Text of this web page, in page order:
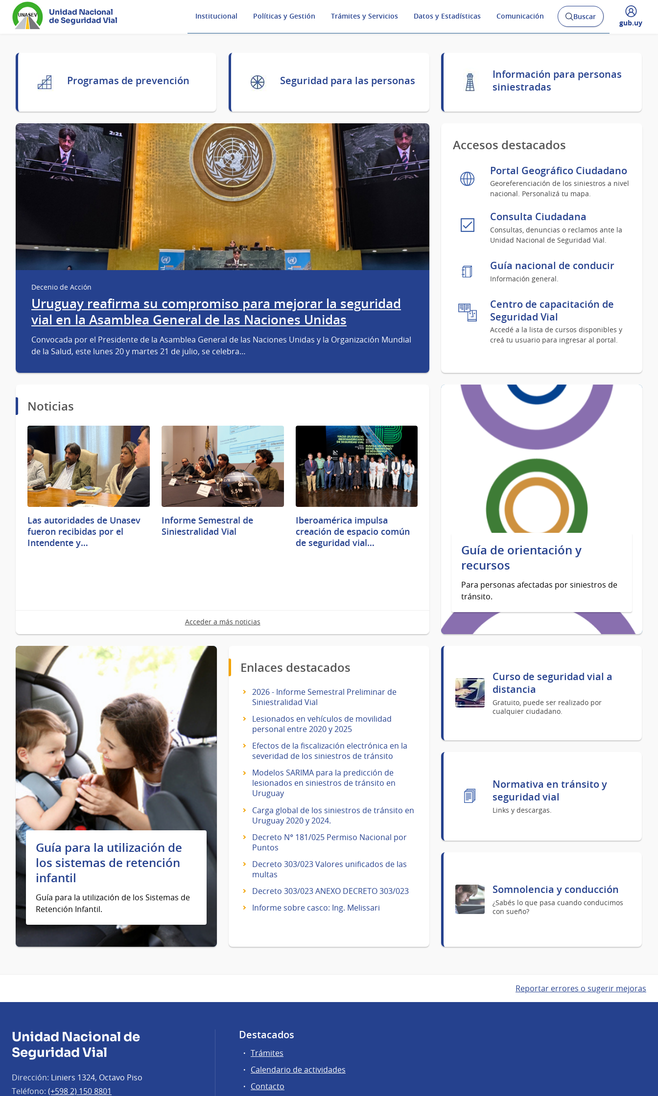
Unidad Nacional
de Seguridad Vial
Institucional Políticas y Gestión Trámites y Servicios Datos y Estadísticas Comunicación
Abrir
buscador
Buscar
Desplegar
gub.uy
Página
principalProgramas de prevención Seguridad para las personas
Información para personas
siniestradas
Decenio de Acción
Uruguay reafirma su compromiso para mejorar la seguridad
vial en la Asamblea General de las Naciones Unidas
Convocada por el Presidente de la Asamblea General de las Naciones Unidas y la Organización Mundial
de la Salud, este lunes 20 y martes 21 de julio, se celebra…
Accesos destacados
Portal Geográfico Ciudadano
Georeferenciación de los siniestros a nivel
nacional. Personalizá tu mapa.
Consulta Ciudadana
Consultas, denuncias o reclamos ante la
Unidad Nacional de Seguridad Vial.
Guía nacional de conducir
Información general.
Centro de capacitación de
Seguridad Vial
Accedé a la lista de cursos disponibles y
creá tu usuario para ingresar al portal.
Noticias
Las autoridades de Unasev
fueron recibidas por el
Intendente y…
Informe Semestral de
Siniestralidad Vial
Iberoamérica impulsa
creación de espacio común
de seguridad vial…
Acceder a más noticias
Guía de orientación y
recursos
Para personas afectadas por siniestros de
tránsito.
Guía para la utilización de
los sistemas de retención
infantil
Guía para la utilización de los Sistemas de
Retención Infantil.
Enlaces destacados
2026 - Informe Semestral Preliminar de
Siniestralidad Vial
Lesionados en vehículos de movilidad
personal entre 2020 y 2025
Efectos de la fiscalización electrónica en la
severidad de los siniestros de tránsito
Modelos SARIMA para la predicción de
lesionados en siniestros de tránsito en
Uruguay
Carga global de los siniestros de tránsito en
Uruguay 2020 y 2024.
Decreto N° 181/025 Permiso Nacional por
Puntos
Decreto 303/023 Valores unificados de las
multas
Decreto 303/023 ANEXO DECRETO 303/023
Informe sobre casco: Ing. Melissari
Curso de seguridad vial a
distancia
Gratuito, puede ser realizado por
cualquier ciudadano.
Normativa en tránsito y
seguridad vial
Links y descargas.
Somnolencia y conducción
¿Sabés lo que pasa cuando conducimos
con sueño?
Reportar errores o sugerir mejoras
Unidad Nacional de
Seguridad Vial
Dirección: Liniers 1324, Octavo Piso
Teléfono: (+598 2) 150 8801
Destacados
Trámites
Calendario de actividades
Contacto